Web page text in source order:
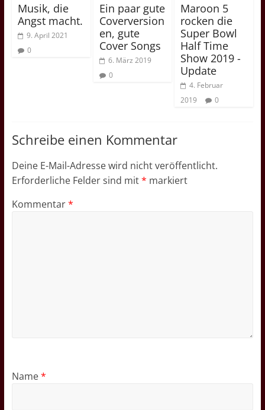
Musik, die
Angst macht.
9. April 2021
0
Ein paar gute
Coverversion
en, gute
Cover Songs
6. März 2019
0
Maroon 5
rocken die
Super Bowl
Half Time
Show 2019 -
Update
4. Februar
2019
0
Schreibe einen Kommentar
Deine E-Mail-Adresse wird nicht veröffentlicht.
Erforderliche Felder sind mit* markiert
Kommentar*
Name*